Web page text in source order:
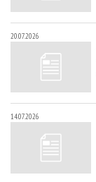
20.07.2026
14.07.2026